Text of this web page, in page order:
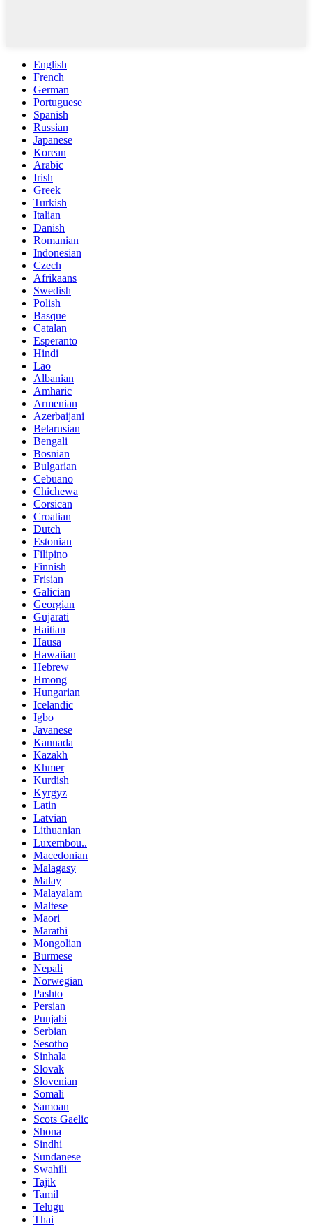
English
French
German
Portuguese
Spanish
Russian
Japanese
Korean
Arabic
Irish
Greek
Turkish
Italian
Danish
Romanian
Indonesian
Czech
Afrikaans
Swedish
Polish
Basque
Catalan
Esperanto
Hindi
Lao
Albanian
Amharic
Armenian
Azerbaijani
Belarusian
Bengali
Bosnian
Bulgarian
Cebuano
Chichewa
Corsican
Croatian
Dutch
Estonian
Filipino
Finnish
Frisian
Galician
Georgian
Gujarati
Haitian
Hausa
Hawaiian
Hebrew
Hmong
Hungarian
Icelandic
Igbo
Javanese
Kannada
Kazakh
Khmer
Kurdish
Kyrgyz
Latin
Latvian
Lithuanian
Luxembou..
Macedonian
Malagasy
Malay
Malayalam
Maltese
Maori
Marathi
Mongolian
Burmese
Nepali
Norwegian
Pashto
Persian
Punjabi
Serbian
Sesotho
Sinhala
Slovak
Slovenian
Somali
Samoan
Scots Gaelic
Shona
Sindhi
Sundanese
Swahili
Tajik
Tamil
Telugu
Thai